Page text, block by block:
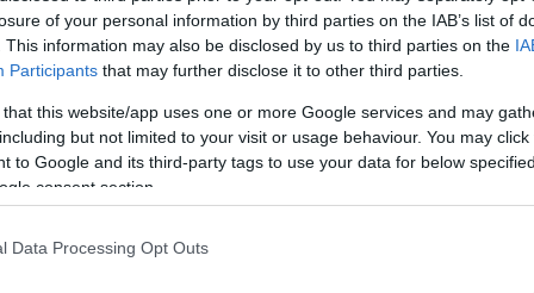
of your personal information by third parties on the IAB’s list of
This information may also be disclosed by us to third parties on the
Participants that may further disclose it to other third parties.
that this website/app uses one or more Google services and may
but not limited to your visit or usage behaviour. You may
to Google and its third-party tags to use your data for below
consent section.
Data Processing Opt Outs
többet
Kártyás fizetés